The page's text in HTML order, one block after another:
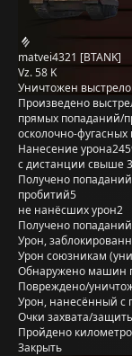
matvei4321 [BTANK]
Vz. 58 K
Уничтожен
Произведено
прямых попаданий/
осколочно-
Нанесение урона
с дистанции свыше
Получено попаданий
пробитий5
не нанёсших урон2
Получено
Урон,
Урон союзникам
Обнаружено машин
Повреждено/
Урон, нанесённый с
Очки захвата/
Пройдено
Закрыть